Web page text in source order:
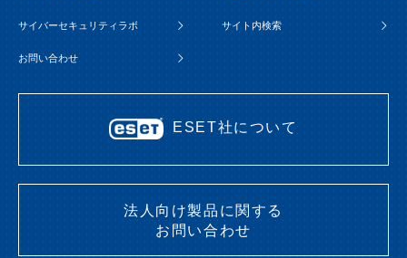
サイバーセキュリティラボ サイト内検索
お問い合わせ
ESET社について
法人向け製品に関する
お問い合わせ